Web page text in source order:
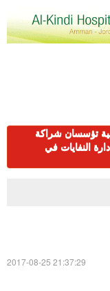
تؤسسان شراكة
النفايات في
2017-08-25 21:37:29